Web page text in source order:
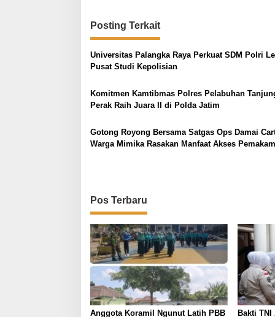
g
a
s
i
o
Posting Terkait
Universitas Palangka Raya Perkuat SDM Polri
Pusat Studi Kepolisian
Komitmen Kamtibmas Polres Pelabuhan
Perak Raih Juara II di Polda Jatim
Gotong Royong Bersama Satgas Ops Damai
Warga Mimika Rasakan Manfaat Akses
Pos Terbaru
Anggota Koramil Ngunut Latih PBB Bakti TNI